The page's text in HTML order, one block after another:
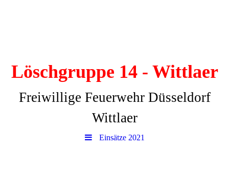
Löschgruppe 14 - Wittlaer
Freiwillige Feuerwehr Düsseldorf
Wittlaer
Einsätze 2021